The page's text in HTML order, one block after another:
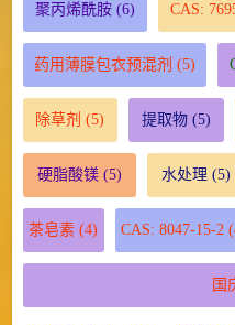
聚丙烯酰胺(6) CAS:
药用薄膜包衣预混剂 (5)
除草剂 (5) 提取物(5)
硬脂酸镁(5) 水处理 (5)
茶皂素 (4) CAS: 8047-15-2
国